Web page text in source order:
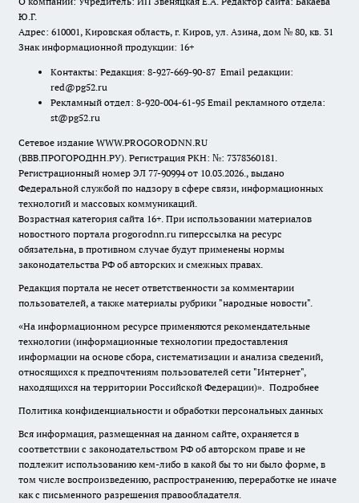
Ю.Г.
Адрес: 610001, Кировская область, г. Киров, ул. Азина, дом № 80, кв. 31
Знак информационной продукции: 16+
Контакты: Редакция: 8-927-669-90-87 Email редакции:
red@pg52.ru
Рекламный отдел: 8-920-004-61-95 Email рекламного отдела:
st@pg52.ru
Сетевое издание WWW.PROGORODNN.RU
(ВВВ.ПРОГОРОДНН.РУ). Регистрация РКН: №: 7378360181.
Регистрационный номер ЭЛ 77-90994 от 10.03.2026., выдано
Федеральной службой по надзору в сфере связи, информационных
технологий и массовых коммуникаций.
Возрастная категория сайта 16+. При использовании материалов
новостного портала progorodnn.ru гиперссылка на ресурс
обязательна, в противном случае будут применены нормы
законодательства РФ об авторских и смежных правах.
Редакция портала не несет ответственности за комментарии
пользователей, а также материалы рубрики "народные новости".
«На информационном ресурсе применяются рекомендательные
технологии (информационные технологии предоставления
информации на основе сбора, систематизации и анализа сведений,
относящихся к предпочтениям пользователей сети "Интернет",
находящихся на территории Российской Федерации)». Подробнее
Политика конфиденциальности и обработки персональных данных
Вся информация, размещенная на данном сайте, охраняется в
соответствии с законодательством РФ об авторском праве и не
подлежит использованию кем-либо в какой бы то ни было форме, в
том числе воспроизведению, распространению, переработке не иначе
как с письменного разрешения правообладателя.